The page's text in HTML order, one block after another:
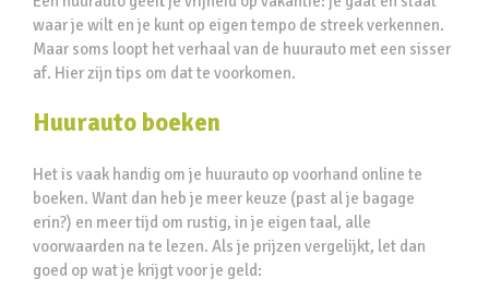
waar je wilt en je kunt op eigen tempo de streek verkennen.
Maar soms loopt het verhaal van de huurauto met een sisser
af. Hier zijn tips om dat te voorkomen.
Huurauto boeken
Het is vaak handig om je huurauto op voorhand online te
boeken. Want dan heb je meer keuze (past al je bagage
erin?) en meer tijd om rustig, in je eigen taal, alle
voorwaarden na te lezen. Als je prijzen vergelijkt, let dan
goed op wat je krijgt voor je geld: